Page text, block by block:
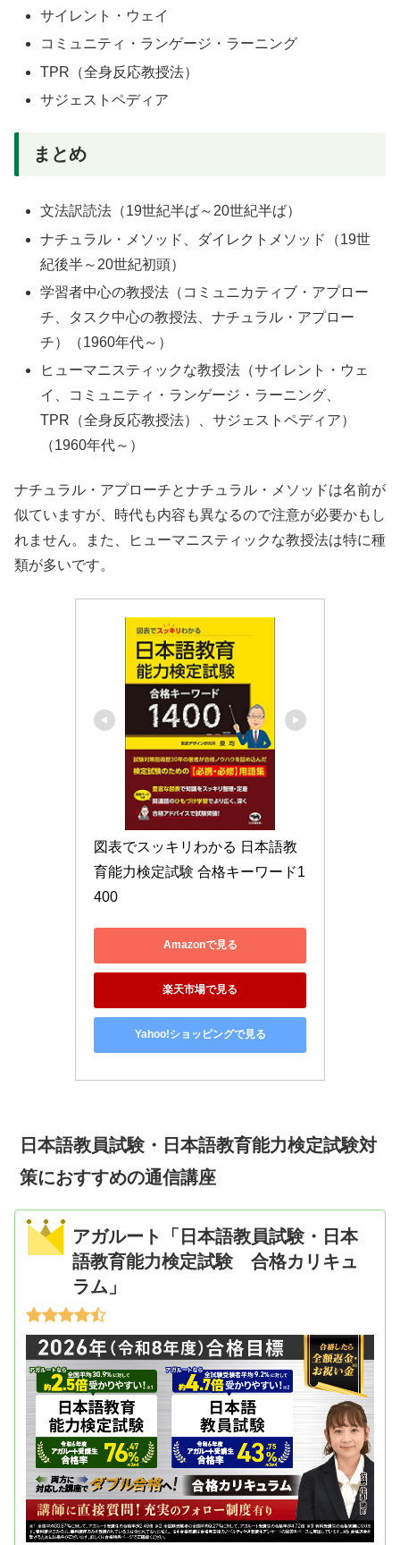
サイレント・ウェイ
コミュニティ・ランゲージ・ラーニング
TPR（全身反応教授法）
サジェストペディア
まとめ
文法訳読法（19世紀半ば～20世紀半ば）
ナチュラル・メソッド、ダイレクトメソッド（19世
紀後半～20世紀初頭）
学習者中心の教授法（コミュニカティブ・アプロー
チ、タスク中心の教授法、ナチュラル・アプロー
チ）（1960年代～）
ヒューマニスティックな教授法（サイレント・ウェ
イ、コミュニティ・ランゲージ・ラーニング、
TPR（全身反応教授法）、サジェストペディア）
（1960年代～）
ナチュラル・アプローチとナチュラル・メソッドは名前が
似ていますが、時代も内容も異なるので注意が必要かもし
れません。また、ヒューマニスティックな教授法は特に種
類が多いです。
図表でスッキリわかる 日本語教
育能力検定試験 合格キーワード1
400
Amazonで見る
楽天市場で見る
Yahoo!ショッピングで見る
日本語教員試験・日本語教育能力検定試験対
策におすすめの通信講座
アガルート「日本語教員試験・日本
語教育能力検定試験 合格カリキュ
ラム」